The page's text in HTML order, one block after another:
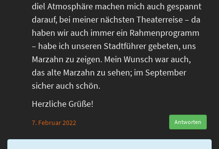
diel Atmosphäre machen mich auch gespannt
darauf, bei meiner nächsten Theaterreise – da
haben wir auch immer ein Rahmenprogramm
– habe ich unseren Stadtführer gebeten, uns
Marzahn zu zeigen. Mein Wunsch war auch,
das alte Marzahn zu sehen; im September
sicher auch schön.
Herzliche Grüße!
7. Februar 2022 Antworten